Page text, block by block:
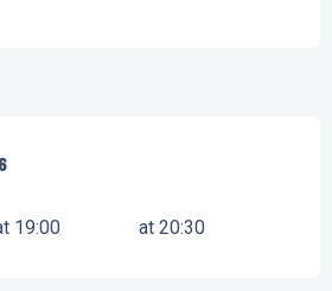
19:00 at 20:30